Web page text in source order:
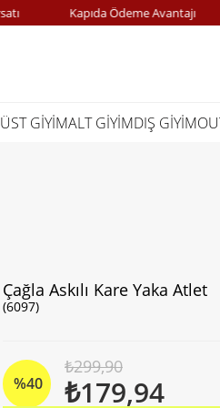
Kapıda Ödeme Avantajı
ÜST GİYİMALT GİYİMDIŞ GİYİM
Çağla Askılı Kare Yaka Atlet
(6097)
%40
₺299,90
₺179,94